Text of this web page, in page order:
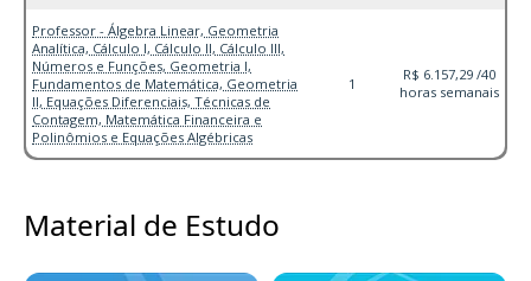
Professor - Álgebra Linear, Geometria
Analítica, Cálculo I, Cálculo II, Cálculo III,
Números e Funções, Geometria I,
Fundamentos de Matemática, Geometria
II, Equações Diferenciais, Técnicas de
Contagem, Matemática Financeira e
Polinômios e Equações Algébricas
1
R$ 6.157,29 /40
horas semanais
Material de Estudo